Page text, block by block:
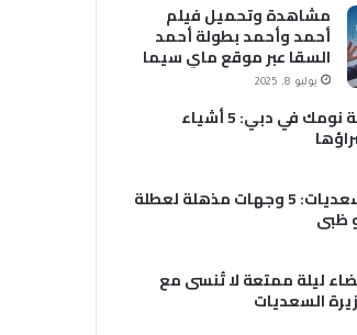
مشاهدة وتحميل فيلم
أحمد وأحمد بطولة أحمد
السقا عبر موقع ماي سيما
MyCima (وي سيما WeCima)
يوليو 8, 2025
كيف تفرش غرفة نومك في دبي: 5 أشياء
فنادق جزيرة السعديات: 5 وجهات مذهلة لعطلة
ظبي
ليلة ممتعة لا تُنسى مع
السعديات